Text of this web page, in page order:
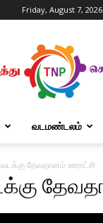
Friday, August 7, 2026
Tnpanchayat
வடமண்டலம்
வடக்கு தேவதானம் ஊராட்சி